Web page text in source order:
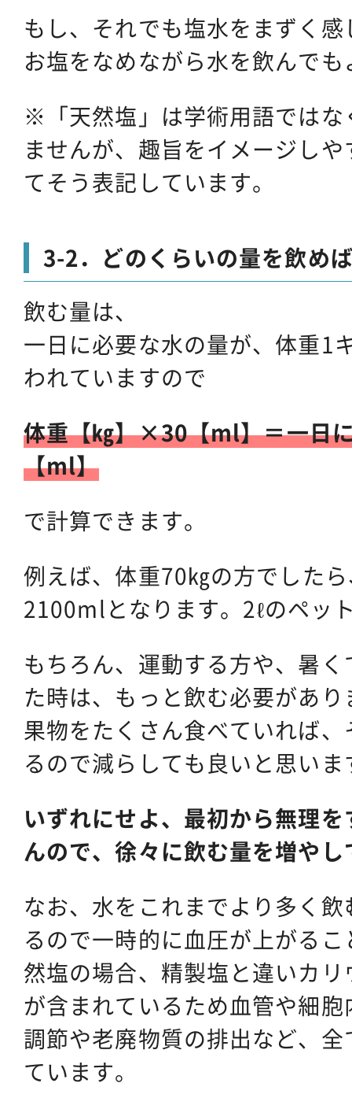
もし、それでも塩水をまずく
お塩をなめながら水を飲んで
※「天然塩」は学術用語ではな
ませんが、趣旨をイメージし
てそう表記しています。
3-2．どのくらいの量を飲め
飲む量は、
一日に必要な水の量が、体重1
われていますので
体重【㎏】×30【ml】＝一日
【ml】
で計算できます。
例えば、体重70㎏の方でした
2100mlとなります。2ℓのペッ
もちろん、運動する方や、暑
た時は、もっと飲む必要があ
果物をたくさん食べていれば
るので減らしても良いと思いま
いずれにせよ、最初から無理
んので、徐々に飲む量を増や
なお、水をこれまでより多く
るので一時的に血圧が上がる
然塩の場合、精製塩と違いカ
が含まれているため血管や細
調節や老廃物質の排出など、
ています。